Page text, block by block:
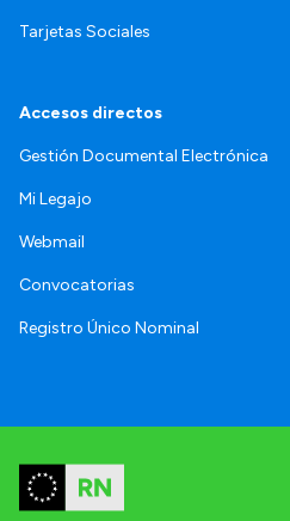
Tarjetas Sociales
Accesos directos
Gestión Documental Electrónica
Mi Legajo
Webmail
Convocatorias
Registro Único Nominal